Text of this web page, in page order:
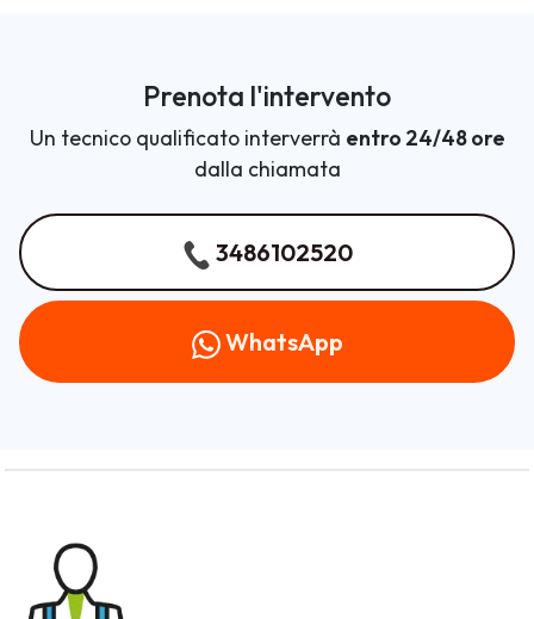
Prenota l'intervento
Un tecnico qualificato interverrà entro 24/48 ore
dalla chiamata
3486102520
WhatsApp